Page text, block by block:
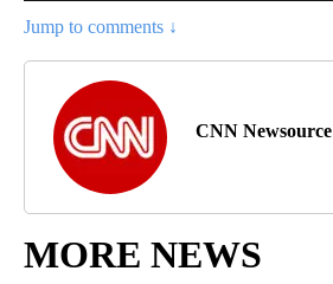
Jump to comments ↓
CNN Newsource
MORE NEWS